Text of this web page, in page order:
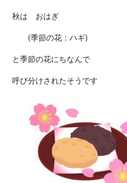
秋は おはぎ
(季節の花：ハギ)
と季節の花にちなんで
呼び分けされたそうです